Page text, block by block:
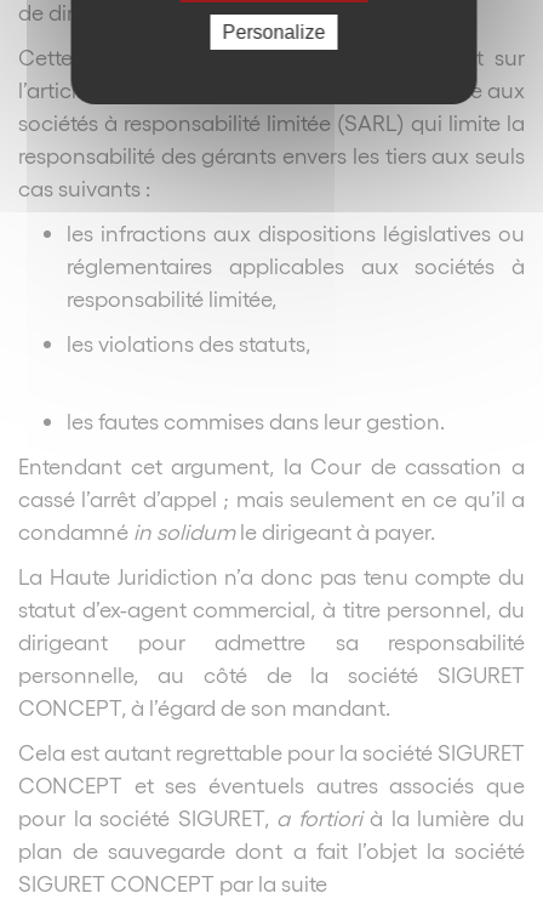
de dirigeant de la société SIGURET CONCEPT.
Cette argumentation est fondée notamment sur
l’article L223-22 du Code de commerce, propre aux
sociétés à responsabilité limitée (SARL) qui limite la
responsabilité des gérants envers les tiers aux seuls
cas suivants :
les infractions aux dispositions législatives ou
réglementaires applicables aux sociétés à
responsabilité limitée,
les violations des statuts,
les fautes commises dans leur gestion.
Entendant cet argument, la Cour de cassation a
cassé l’arrêt d’appel ; mais seulement en ce qu’il a
condamné in solidumle dirigeant à payer.
La Haute Juridiction n’a donc pas tenu compte du
statut d’ex-agent commercial, à titre personnel, du
dirigeant pour admettre sa responsabilité
personnelle, au côté de la société SIGURET
CONCEPT, à l’égard de son mandant.
Cela est autant regrettable pour la société SIGURET
CONCEPT et ses éventuels autres associés que
pour la société SIGURET, a fortiorià la lumière du
plan de sauvegarde dont a fait l’objet la société
SIGURET CONCEPT par la suite
Personalize